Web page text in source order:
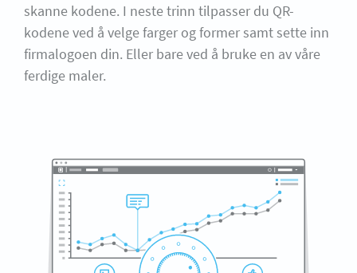
skanne kodene. I neste trinn tilpasser du QR-
kodene ved å velge farger og former samt sette inn
firmalogoen din. Eller bare ved å bruke en av våre
ferdige maler.